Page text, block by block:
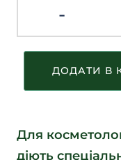
-
ДОДАТИ В
Для
діють